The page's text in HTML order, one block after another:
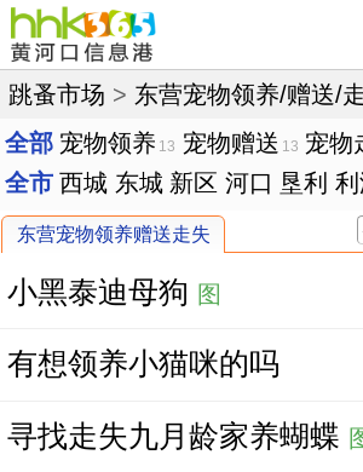
跳蚤市场 > 东营宠物领养/赠送/
全部 宠物领养 13 宠物赠送 13 宠物
全市 西城 东城 新区 河口 垦利
东营宠物领养赠送走失
小黑泰迪母狗 图
有想领养小猫咪的吗
寻找走失九月龄家养蝴蝶